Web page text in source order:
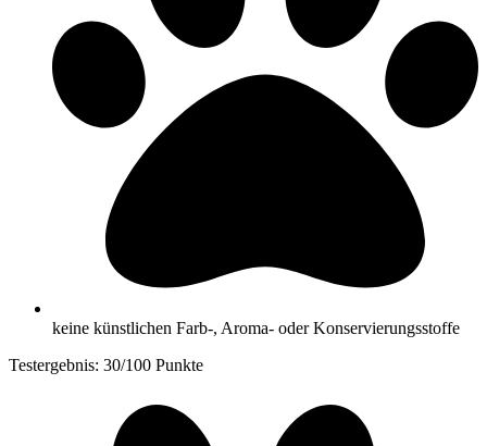
keine künstlichen Farb-, Aroma- oder Konservierungsstoffe
Testergebnis: 30/100 Punkte